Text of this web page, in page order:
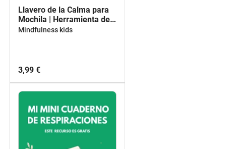
Llavero de la Calma para
Mochila | Herramienta de
Autorregulación Emocional
Mindfulness kids
3,99 €